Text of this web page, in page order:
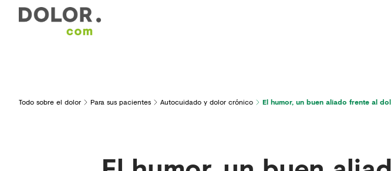
Todo sobre el dolor Para sus pacientes Autocuidado y dolor crónico El humor, un buen aliado frente al